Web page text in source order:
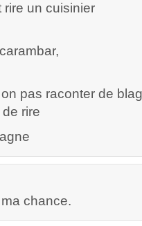
rire un cuisinier
pas raconter de
rire
chance.